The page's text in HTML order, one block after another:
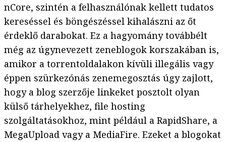
nCore, szintén a felhasználónak kellett tudatos
kereséssel és böngészéssel kihalászni az őt
érdeklő darabokat. Ez a hagyomány továbbélt
még az úgynevezett zeneblogok korszakában is,
amikor a torrentoldalakon kívüli illegális vagy
éppen szürkezónás zenemegosztás úgy zajlott,
hogy a blog szerzője linkeket posztolt olyan
külső tárhelyekhez, file hosting
szolgáltatásokhoz, mint például a RapidShare, a
MegaUpload vagy a MediaFire. Ezeket a blogokat